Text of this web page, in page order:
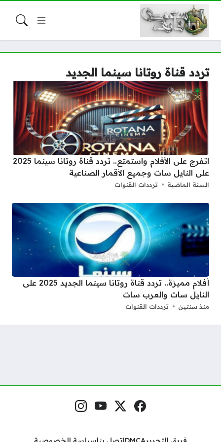
تردد قناة روتانا سينما الجديد
اتفرج على الأفلام واستمتع.. تردد قناة روتانا سينما 2025
على النايل سات وجميع الأقمار الصناعية
السنة الماضية ترددات القنوات
أفلام مميزة.. تردد قناة روتانا سينما الجديد 2025 على
النايل سات والعرب سات
منذ سنتين ترددات القنوات
مواقع التواصل فيسبوكمنصة إكس
يوتيوبإنستغرام